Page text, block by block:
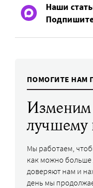
Наши
ПОМОГИТЕ НАМ
лучшему
Мы работаем,
как можно
доверяют нам и
день мы